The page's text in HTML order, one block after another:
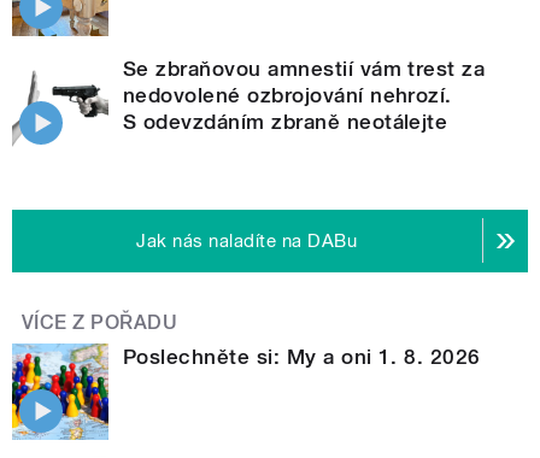
Se zbraňovou amnestií vám trest za
nedovolené ozbrojování nehrozí.
S odevzdáním zbraně neotálejte
Jak nás naladíte na DABu
VÍCE Z POŘADU
Poslechněte si: My a oni 1. 8. 2026